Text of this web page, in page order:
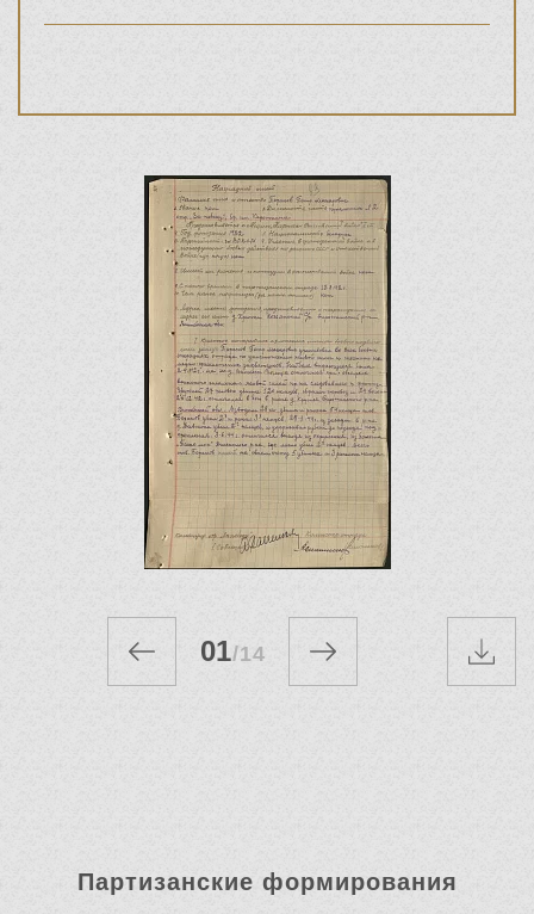
01/14
Партизанские формирования